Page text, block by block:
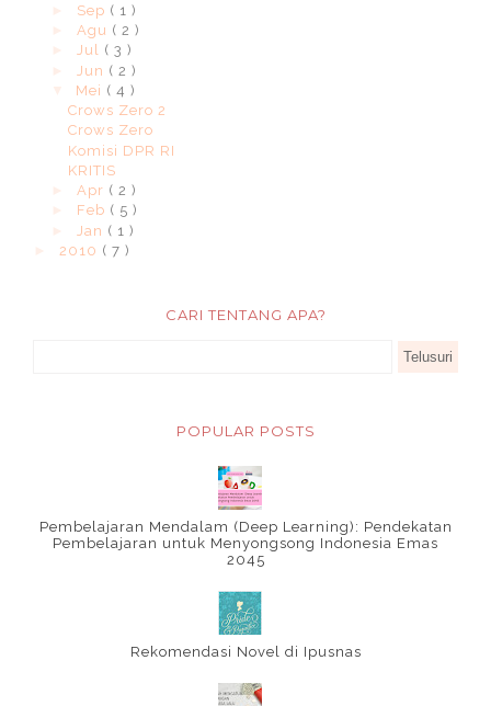
Sep ( 1 )
Agu ( 2 )
Jul ( 3 )
Jun ( 2 )
Mei ( 4 )
Crows Zero 2
Crows Zero
Komisi DPR RI
KRITIS
Apr ( 2 )
Feb ( 5 )
Jan ( 1 )
2010 ( 7 )
CARI TENTANG APA?
POPULAR POSTS
Pembelajaran Mendalam (Deep Learning): Pendekatan
Pembelajaran untuk Menyongsong Indonesia Emas
2045
Rekomendasi Novel di Ipusnas